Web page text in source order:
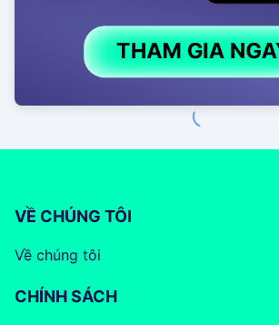
VỀ CHÚNG TÔI
Về chúng tôi
CHÍNH SÁCH